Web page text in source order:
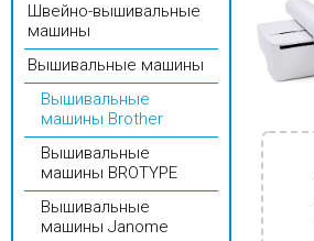
Швейно-вышивальные
машины
Вышивальные машины
Вышивальные
машины Brother
Вышивальные
машины BROTYPE
Вышивальные
машины Janome